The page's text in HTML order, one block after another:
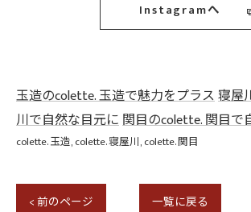
Instagramへ
玉造のcolette. 玉造で魅力をプラス寝屋
川で自然な目元に関目のcolette. 関目で
colette. 玉造 colette. 寝屋川 colette. 関目
< 前のページ 一覧に戻る